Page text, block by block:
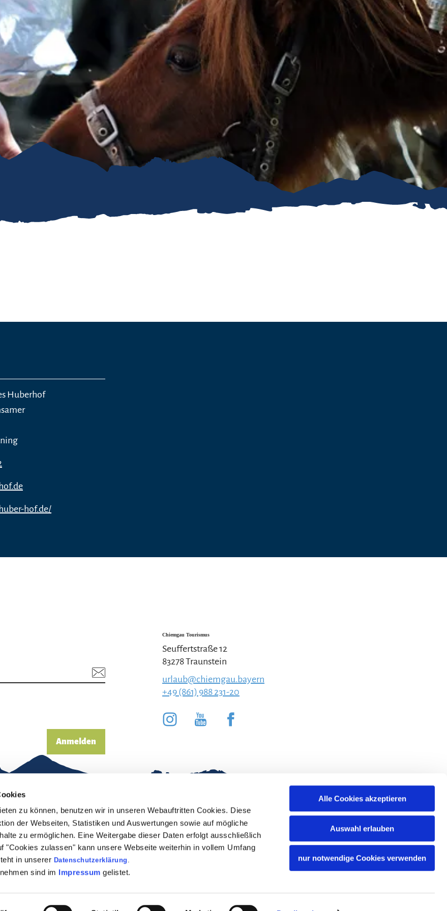
zu können, benutzen wir in unseren Webauftritten Cookies. Diese
der Webseiten, Statistiken und Auswertungen sowie auf mögliche
zu ermöglichen. Eine Weitergabe dieser Daten erfolgt ausschließlich
"Cookies zulassen" kann unsere Webseite weiterhin in vollem Umfang
in unserer Datenschutzerklärung .
sind im Impressum gelistet.
Alle Cookies akzeptieren
Auswahl erlauben
nur notwendige Cookies verwenden
im
G'schichten
Huberhof
hof.de/
Anmelden
Chiemgau Tourismus
Seuffertstraße 12
83278 Traunstein
urlaub@chiemgau.bayern
+49 (861) 988 231-20
Erklärung zur
Barrierefreiheit
Bayern Tourismus